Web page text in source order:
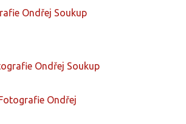
Ondřej Soukup
Ondřej Soukup
Ondřej